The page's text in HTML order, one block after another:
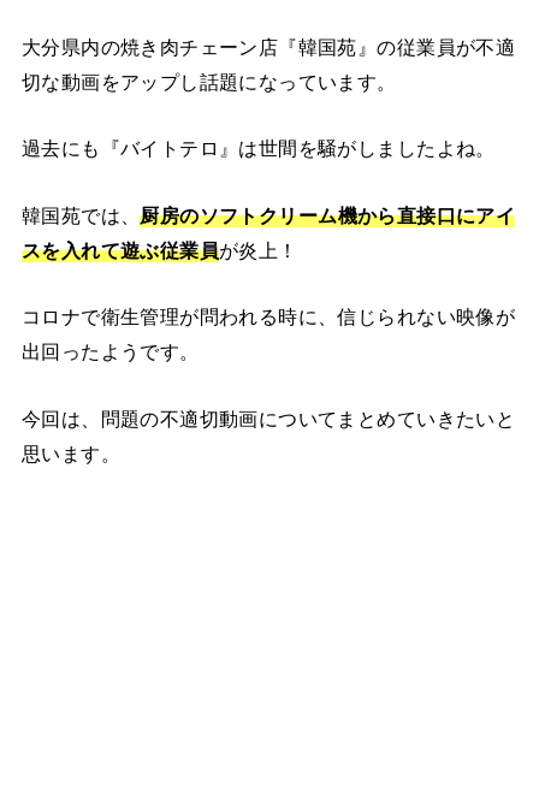
大分県内の焼き肉チェーン店『韓国苑』の従業員が不適
切な動画をアップし話題になっています。
過去にも『バイトテロ』は世間を騒がしましたよね。
韓国苑では、厨房のソフトクリーム機から直接口にアイ
スを入れて遊ぶ従業員が炎上！
コロナで衛生管理が問われる時に、信じられない映像が
出回ったようです。
今回は、問題の不適切動画についてまとめていきたいと
思います。